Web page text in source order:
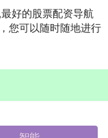
好的股票配资导航
您可以随时随地进行